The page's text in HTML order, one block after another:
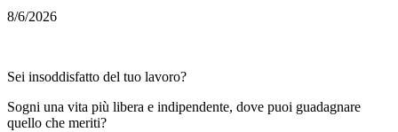
8/6/2026
Sei insoddisfatto del tuo lavoro?
Sogni una vita più libera e indipendente, dove puoi guadagnare
quello che meriti?